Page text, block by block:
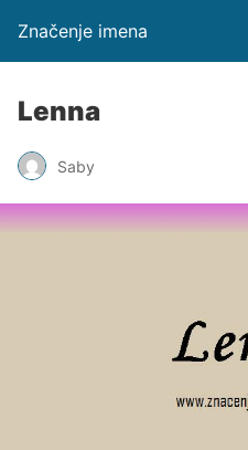
Značenje imena
Lenna
Saby